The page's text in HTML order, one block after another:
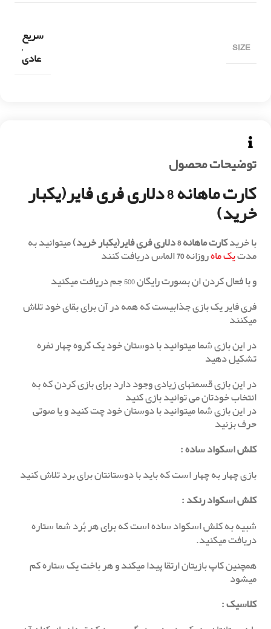
توضیحات محصول
کارت ماهانه 8 دلاری فری فایر(یکبار
خرید)
با خریدکارت ماهانه 8 دلاری فری فایر(یکبار خرید)
میتوانید به
مدتیک ماهروزانه70الماس دریافت کنند
و با فعال کردن ان بصورت رایگان 500 جم دریافت میکنید
فری فایر یک بازی جذابیست که همه در آن برای بقای خود تلاش
میکنند
در این بازی شما میتوانید با دوستان خود یک گروه چهار نفره
تشکیل دهید
در این بازی قسمتهای زیادی وجود دارد برای بازی کردن که به
انتخاب خودتان می توانید بازی کنید
در این بازی شما میتوانید با دوستان خود چت کنید و یا صوتی
حرف بزنید
کلش اسکواد ساده:
بازی چهار به چهار است که باید با دوستانتان برای برد تلاش کنید
کلش اسکواد رنکد:
شبیه به کلش اسکواد ساده است که برای هر بُرد شما ستاره
دریافت میکنید.
همچنین کاپ بازیتان ارتقا پیدا میکند و هر باخت یک ستاره کم
میشود
کلاسیک:
SIZE
سریع
,
عادی